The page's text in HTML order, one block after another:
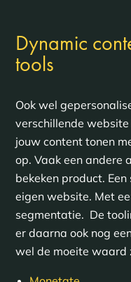
Dynamic
tools
Ook wel
verschillende
jouw content tonen
op. Vaak een andere
bekeken product.
eigen website. Met
segmentatie. De
er daarna ook nog
wel de moeite waard